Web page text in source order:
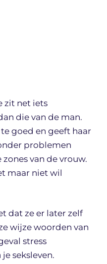
zit net iets
die van de man.
goed en geeft haar
problemen
van de vrouw.
maar niet wil
dat ze er later zelf
wijze woorden van
stress
seksleven.